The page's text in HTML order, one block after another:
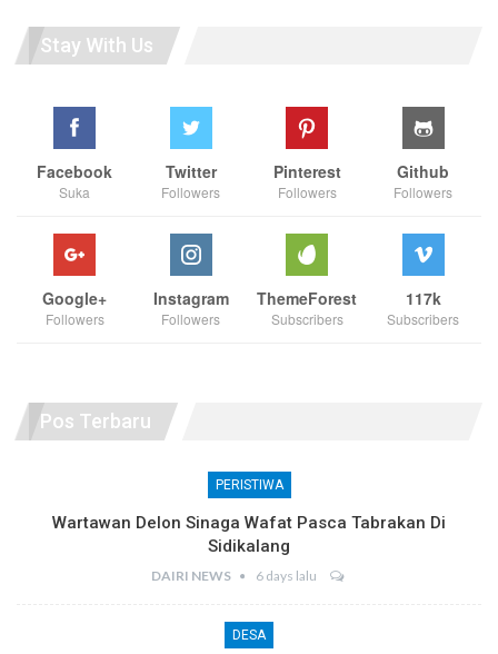
Stay With Us
Facebook
Suka
Twitter
Followers
Pinterest
Followers
Github
Followers
Google+
Followers
Instagram
Followers
ThemeForest
Subscribers
117k
Subscribers
Pos Terbaru
PERISTIWA
Wartawan Delon Sinaga Wafat Pasca Tabrakan Di
Sidikalang
DAIRI NEWS 6 days lalu
DESA